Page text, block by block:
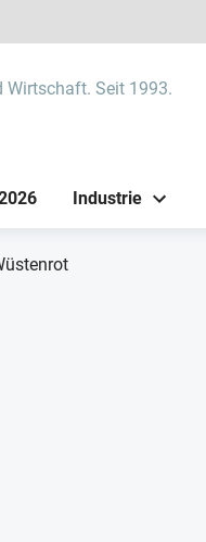
Wirtschaft. Seit 1993.
Industrie